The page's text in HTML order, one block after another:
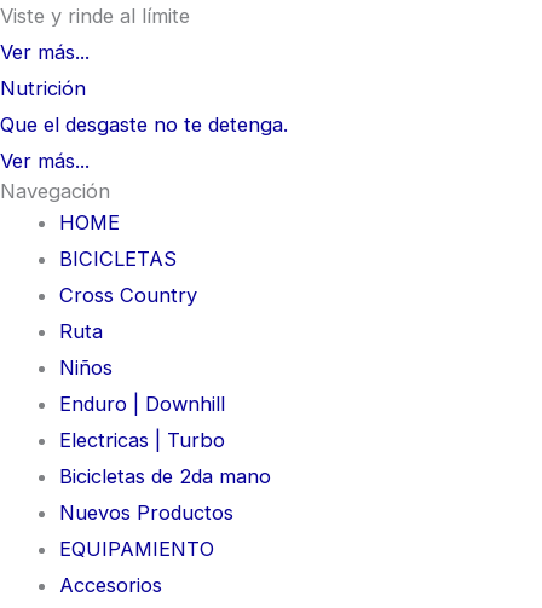
Viste y rinde al límite
Ver más...
Nutrición
Que el desgaste no te detenga.
Ver más...
Navegación
HOME
BICICLETAS
Cross Country
Ruta
Niños
Enduro | Downhill
Electricas | Turbo
Bicicletas de 2da mano
Nuevos Productos
EQUIPAMIENTO
Accesorios